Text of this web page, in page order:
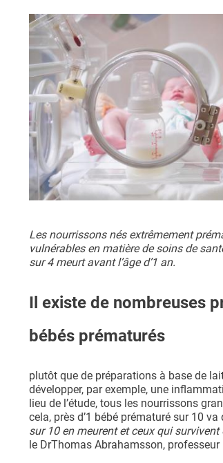
Les nourrissons nés extrêmement
vulnérables en matière de soins de
sur 4 meurt avant l’âge d’1 an.
Il existe de nombreuses
bébés prématurés
plutôt que de préparations à base de
développer, par exemple, une
lieu de l’étude, tous les nourrissons
cela, près d’1 bébé prématuré sur 10
sur 10 en meurent et ceux qui
le DrThomas Abrahamsson,